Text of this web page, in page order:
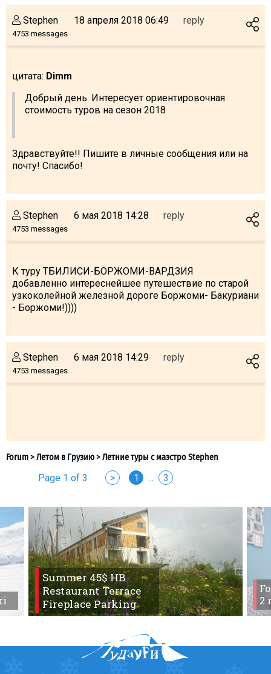
Stephen
4753 messages
18 апреля 2018 06:49 reply
цитата: Dimm
Добрый день. Интересует ориентировочная
стоимость туров на сезон 2018
Здравствуйте!! Пишите в личные сообщения или на
почту! Спасибо!
Stephen
4753 messages
6 мая 2018 14:28 reply
К туру ТБИЛИСИ-БОРЖОМИ-ВАРДЗИЯ
добавленно интереснейшее путешествие по старой
узкоколейной железной дороге Боржоми- Бакуриани
- Боржоми!))))
Stephen
4753 messages
6 мая 2018 14:29 reply
Page 1 of 3 > 1 ... 3
Summer 45$ HB
Restaurant Terrace
Fireplace Parking
2